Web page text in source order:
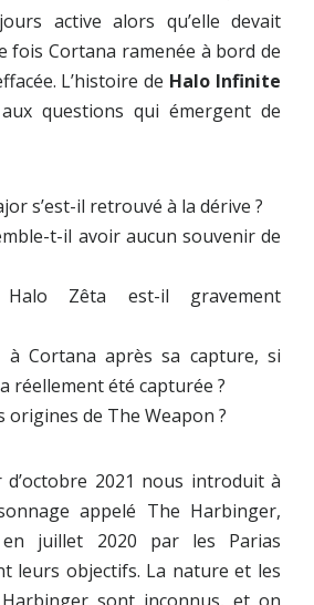
active alors qu’elle devait
fois Cortana ramenée à bord de
L’histoire de Halo Infinite
questions qui émergent de
s’est-il retrouvé à la dérive ?
t-il avoir aucun souvenir de
Zêta est-il gravement
à Cortana après sa capture, si
réellement été capturée ?
origines de The Weapon ?
2021 nous introduit à
appelé The Harbinger,
juillet 2020 par les Parias
leurs objectifs. La nature et les